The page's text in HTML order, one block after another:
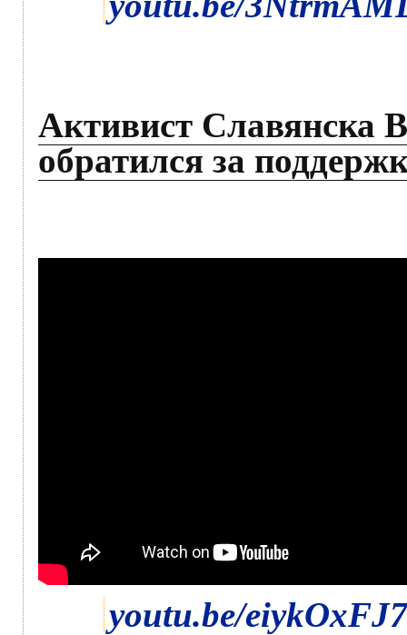
Активист Славянска
обратился за
youtu.be/